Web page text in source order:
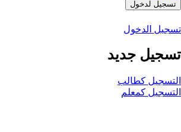
تسجيل لدخول
تسجيل الدخول
تسجيل جديد
التسجيل كطالب
التسجيل كمعلم